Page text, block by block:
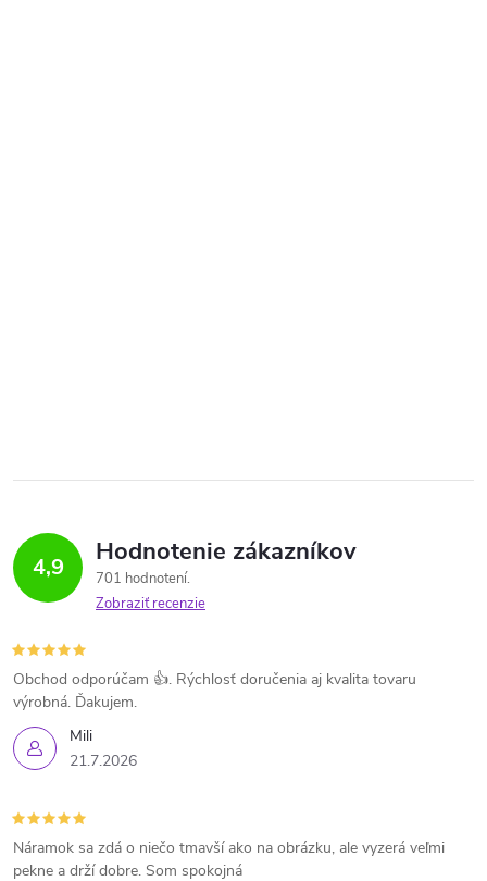
4,9 Hodnotenie zákazníkov
701 hodnotení
Zobraziť recenzie
Mili
21.7.2026
Obchod odporúčam 👍. Rýchlosť doručenia aj kvalita tovaru
výrobná. Ďakujem.
Náramok sa zdá o niečo tmavší ako na obrázku, ale vyzerá veľmi
pekne a drží dobre. Som spokojná